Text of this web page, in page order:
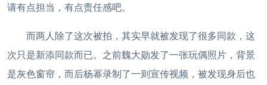
请有点担当，有点责任感吧。
而两人除了这次被拍，其实早就被发现了很多同款，这
次只是新添同款而已。之前魏大勋发了一张玩偶照片，背景
是灰色窗帘，而后杨幂录制了一则宣传视频，被发现身后也